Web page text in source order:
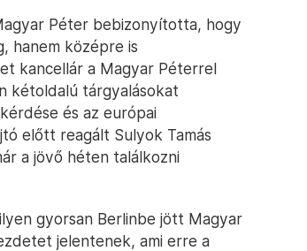
Péter bebizonyította, hogy
hanem középre is
kancellár a Magyar Péterrel
kétoldalú tárgyalásokat
és az európai
előtt reagált Sulyok Tamás
a jövő héten találkozni
gyorsan Berlinbe jött Magyar
jelentenek, ami erre a